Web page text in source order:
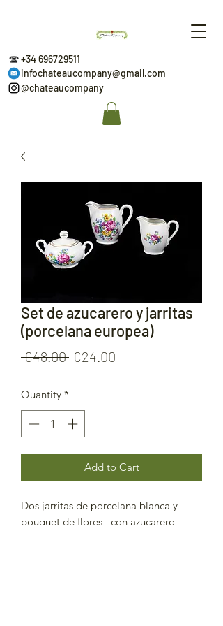
+34 696729511
infochateaucompany@gmail.com
@chateaucompany
Set de azucarero y jarritas
(porcelana europea)
€48.00 Regular
€24.00
Quantity *
Add to Cart
Dos jarritas de porcelana blanca y
bouquet de flores, con azucarero